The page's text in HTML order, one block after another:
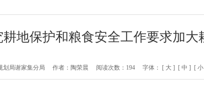
地保护和粮食安全工作要求加大
划局谢家集分局 作者：陶荣晨 阅读次数： 194 字体： [ 大 ] [ 中 ] [